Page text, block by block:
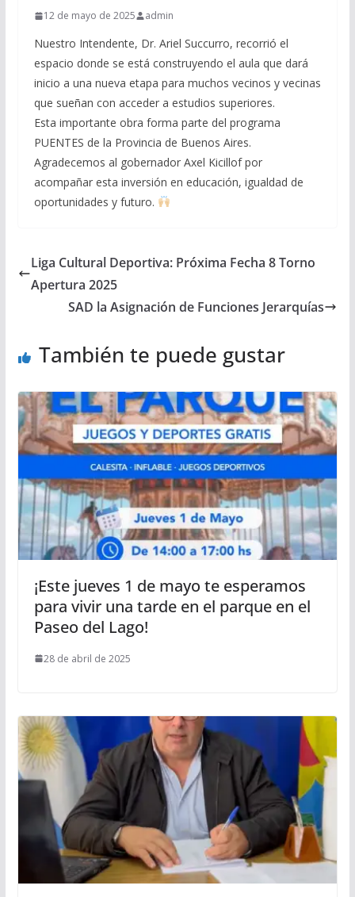
12 de mayo de 2025 admin
Nuestro Intendente, Dr. Ariel Succurro, recorrió el
espacio donde se está construyendo el aula que dará
inicio a una nueva etapa para muchos vecinos y vecinas
que sueñan con acceder a estudios superiores.
Esta importante obra forma parte del programa
PUENTES de la Provincia de Buenos Aires.
Agradecemos al gobernador Axel Kicillof por
acompañar esta inversión en educación, igualdad de
oportunidades y futuro.
Liga Cultural Deportiva: Próxima Fecha 8 Torno
Apertura 2025
SAD la Asignación de Funciones Jerarquías
También te puede gustar
¡Este jueves 1 de mayo te esperamos
para vivir una tarde en el parque en el
Paseo del Lago!
28 de abril de 2025